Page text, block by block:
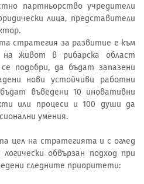
партньорство учредители
лица, представители
стратегия за развитие е към
на живот в рибарска област
подобри, да бъдат запазени
нови устойчиви работни
въведени 10 иновативни
или процеси и 100 души да
умения.
цел на стратегията и с оглед
обвързан подход при
следните приоритети: